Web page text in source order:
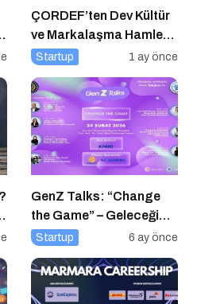
ÇORDEF’ten Dev Kültür
ve Markalaşma Hamlesi:
Projelerin Başına Mürsel
Startup 1 ay önce
GenZ Talks: “Change
the Game” – Geleceği
Tasarlayanlar Sahne
Startup 6 ay önce